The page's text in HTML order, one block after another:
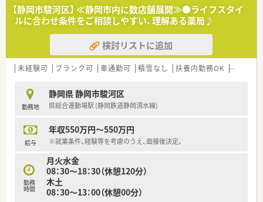
・・＊ 子育て理解あり ＊・・
■子育てサポート企業として、
厚生労働大臣の認定を受け『くるみんマーク』を取得！
■お子さんが2歳に達するまで無条件で育休を取得可能♪
小学校1年生の年度末まで、15分単位で勤務時間を短縮した
「育児短時間勤務」が可能です。（最大2時間半）
・・＊ 研修制度について ＊・・
■多彩な研修プログラムで、豊富な専門知識と
確かな調剤技術を備えたプロを育成♪
専門別研修として薬剤師職能を高める研修が用意されていま
す。
取得可能な資格例：健康予防管理専門士、登録販売者、地域糖
尿病療養指導士
■学会での発表支援や患者様対応に大切な、
接遇に特化した研修なども積極的に実施！
【静岡市駿河区】 ≪静岡市内に数店舗展開≫●ライフスタイ
ルに合わせ条件をご相談しやすい、理解ある薬局♪
検討リストに追加
未経験可 ブランク可 車通勤可 積雪なし 扶養内勤務OK 大手チ
勤務地
静岡県 静岡市駿河区
県総合運動場駅 (静岡鉄道静岡清水線)
給与
年収550万円～550万円
※就業条件、経験等を考慮のうえ、面接後決定。
勤務
時間
月火水金
08：30～18：30（休憩120分）
木土
08：30～13：00（休憩00分）